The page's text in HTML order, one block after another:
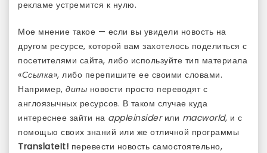
рекламе устремится к нулю.
Мое мнение такое — если вы увидели новость на
другом ресурсе, которой вам захотелось поделиться с
посетителями сайта, либо используйте тип материала
«Ссылка», либо перепишите ее своими словами.
Например, дипы новости просто переводят с
англоязычных ресурсов. В таком случае куда
интереснее зайти на appleinsiderили macworld, и с
помощью своих знаний или же отличной программы
TranslateIt! перевести новость самостоятельно,